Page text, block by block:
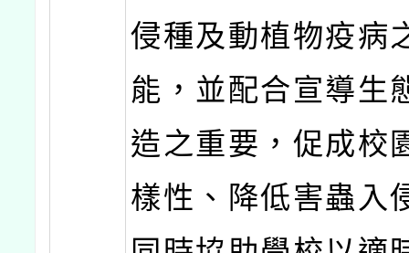
侵種及動植物疫病
能，並配合宣導生
造之重要，促成校
樣性、降低害蟲入